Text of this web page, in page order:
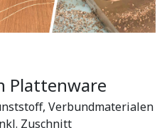
Plattenware
Verbundmaterialen
Zuschnitt